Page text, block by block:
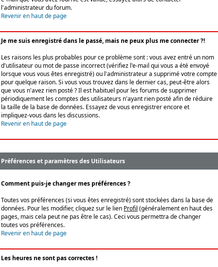
l'administrateur du forum.
Revenir en haut de page
Je me suis enregistré dans le passé, mais ne peux plus me connecter ?!
Les raisons les plus probables pour ce problème sont : vous avez entré un nom
d'utilisateur ou mot de passe incorrect (vérifiez l'e-mail qui vous a été envoyé
lorsque vous vous êtes enregistré) ou l'administrateur a supprimé votre compte
pour quelque raison. Si vous vous trouvez dans le dernier cas, peut-être alors
que vous n'avez rien posté ? Il est habituel pour les forums de supprimer
périodiquement les comptes des utilisateurs n'ayant rien posté afin de réduire
la taille de la base de données. Essayez de vous enregistrer encore et
impliquez-vous dans les discussions.
Revenir en haut de page
Préférences et paramètres des Utilisateurs
Comment puis-je changer mes préférences ?
Toutes vos préférences (si vous êtes enregistré) sont stockées dans la base de
données. Pour les modifier, cliquez sur le lien Profil (généralement en haut des
pages, mais cela peut ne pas être le cas). Ceci vous permettra de changer
toutes vos préférences.
Revenir en haut de page
Les heures ne sont pas correctes !